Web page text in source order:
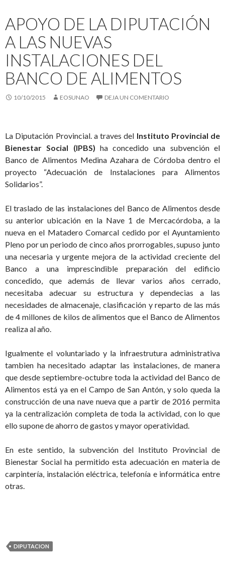
APOYO DE LA DIPUTACIÓN
A LAS NUEVAS
INSTALACIONES DEL
BANCO DE ALIMENTOS
10/10/2015 EOSUNAO DEJA UN COMENTARIO
La Diputación Provincial. a traves del Instituto Provincial de
Bienestar Social (IPBS) ha concedido una subvención el
Banco de Alimentos Medina Azahara de Córdoba dentro el
proyecto “Adecuación de Instalaciones para Alimentos
Solidarios”.
El traslado de las instalaciones del Banco de Alimentos desde
su anterior ubicación en la Nave 1 de Mercacórdoba, a la
nueva en el Matadero Comarcal cedido por el Ayuntamiento
Pleno por un periodo de cinco años prorrogables, supuso junto
una necesaria y urgente mejora de la actividad creciente del
Banco a una imprescindible preparación del edificio
concedido, que además de llevar varios años cerrado,
necesitaba adecuar su estructura y dependecias a las
necesidades de almacenaje, clasificación y reparto de las más
de 4 millones de kilos de alimentos que el Banco de Alimentos
realiza al año.
Igualmente el voluntariado y la infraestrutura administrativa
tambien ha necesitado adaptar las instalaciones, de manera
que desde septiembre-octubre toda la actividad del Banco de
Alimentos está ya en el Campo de San Antón, y solo queda la
construcción de una nave nueva que a partir de 2016 permita
ya la centralización completa de toda la actividad, con lo que
ello supone de ahorro de gastos y mayor operatividad.
En este sentido, la subvención del Instituto Provincial de
Bienestar Social ha permitido esta adecuación en materia de
carpintería, instalación eléctrica, telefonía e informática entre
otras.
DIPUTACION